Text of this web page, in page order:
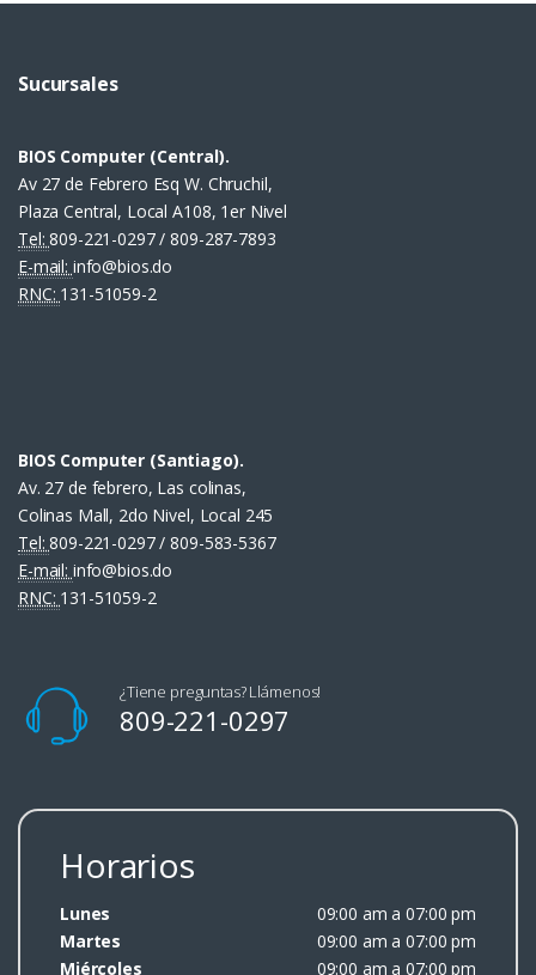
Sucursales
BIOS Computer (Central).
Av 27 de Febrero Esq W. Chruchil,
Plaza Central, Local A108, 1er Nivel
Tel:809-221-0297 / 809-287-7893
E-mail: info@bios.do
RNC: 131-51059-2
BIOS Computer (Santiago).
Av. 27 de febrero, Las colinas,
Colinas Mall, 2do Nivel, Local 245
Tel:809-221-0297 / 809-583-5367
E-mail: info@bios.do
RNC: 131-51059-2
¿Tiene preguntas? Llámenos!
809-221-0297
Horarios
Lunes
09:00 am a 07:00 pm
Martes
09:00 am a 07:00 pm
Miércoles
09:00 am a 07:00 pm